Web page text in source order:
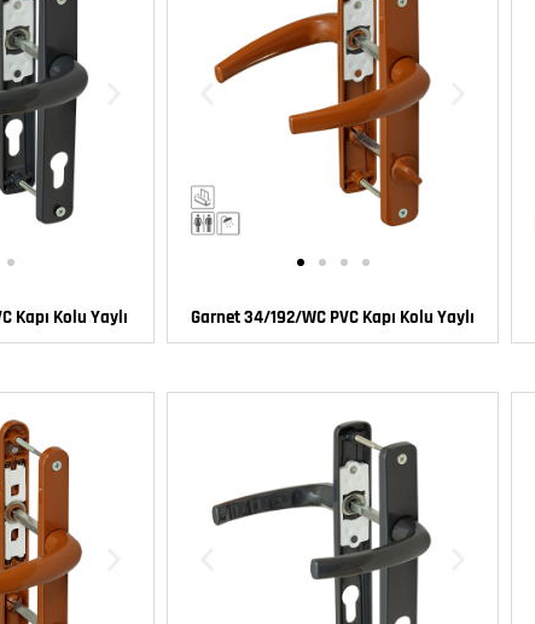
Kapı Kolu Yaylı Garnet 34/192/WC PVC Kapı Kolu Yaylı